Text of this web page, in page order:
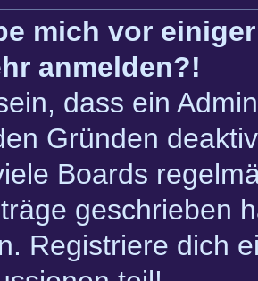
mich vor
anmelden?!
dass ein
Gründen
Boards
geschrieben
Registriere dich